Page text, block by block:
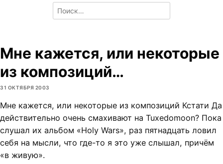
Search
for:
Мне кажется, или некоторые
из композиций…
31 ОКТЯБРЯ 2003
Мне кажется, или некоторые из композиций Кстати Да
действительно очень смахивают на Tuxedomoon? Пока
слушал их альбом «Holy Wars», раз пятнадцать ловил
себя на мысли, что где-то я это уже слышал, причём
«в живую».